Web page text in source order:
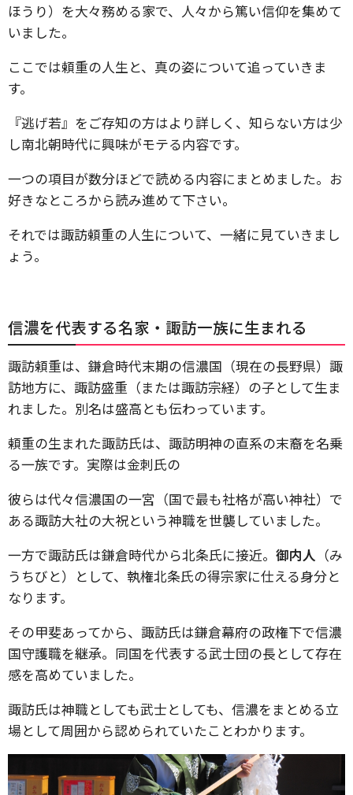
ほうり）を大々務める家で、人々から篤い信仰を集めて
いました。
ここでは頼重の人生と、真の姿について追っていきま
す。
『逃げ若』をご存知の方はより詳しく、知らない方は少
し南北朝時代に興味がモテる内容です。
一つの項目が数分ほどで読める内容にまとめました。お
好きなところから読み進めて下さい。
それでは諏訪頼重の人生について、一緒に見ていきまし
ょう。
信濃を代表する名家・諏訪一族に生まれる
諏訪頼重は、鎌倉時代末期の信濃国（現在の長野県）諏
訪地方に、諏訪盛重（または諏訪宗経）の子として生ま
れました。別名は盛高とも伝わっています。
頼重の生まれた諏訪氏は、諏訪明神の直系の末裔を名乗
る一族です。実際は金刺氏の
彼らは代々信濃国の一宮（国で最も社格が高い神社）で
ある諏訪大社の大祝という神職を世襲していました。
一方で諏訪氏は鎌倉時代から北条氏に接近。 御内人 （み
うちびと）として、執権北条氏の得宗家に仕える身分と
なります。
その甲斐あってから、諏訪氏は鎌倉幕府の政権下で信濃
国守護職を継承。同国を代表する武士団の長として存在
感を高めていました。
諏訪氏は神職としても武士としても、信濃をまとめる立
場として周囲から認められていたことわかります。